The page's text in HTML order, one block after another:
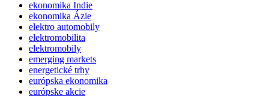
ekonomika Indie
ekonomika Ázie
elektro automobily
elektromobilita
elektromobily
emerging markets
energetické trhy
európska ekonomika
európske akcie